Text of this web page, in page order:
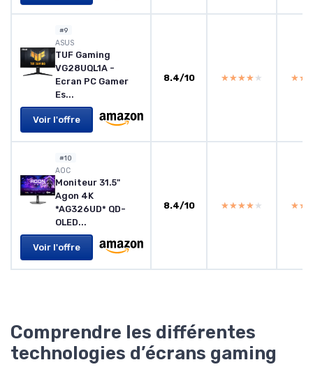
#9
‎ASUS
TUF Gaming
VG28UQL1A -
Ecran PC Gamer
Es...
Voir l'offre
8.4/10 ★★★★★
★★★★★
#10
‎AOC
Moniteur 31.5"
Agon 4K
*AG326UD* QD-
OLED...
Voir l'offre
8.4/10 ★★★★★
★★★★★
Comprendre les différentes
technologies d’écrans gaming